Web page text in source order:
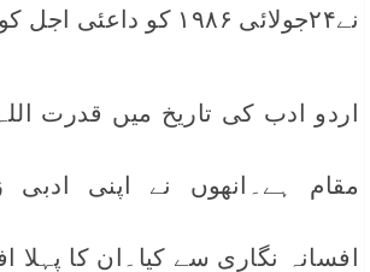
نے۲۴جولائی ۱۹۸۶ کو داعئی اجل کو لبیک کہا۔
اردو ادب کی تاریخ میں قدرت
مقام ہے۔انھوں نے اپنی ادبی